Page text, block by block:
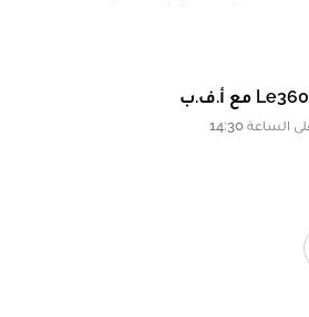
Le360 مع أ.ف.ب